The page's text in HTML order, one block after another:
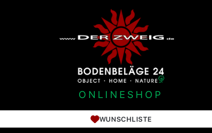
ONLINESHOP
WUNSCHLISTE